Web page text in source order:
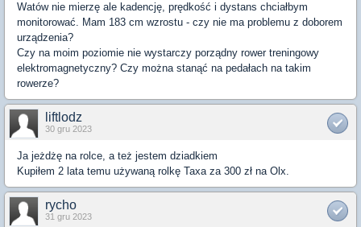
Watów nie mierzę ale kadencję, prędkość i dystans chciałbym
monitorować. Mam 183 cm wzrostu - czy nie ma problemu z doborem
urządzenia?
Czy na moim poziomie nie wystarczy porządny rower treningowy
elektromagnetyczny? Czy można stanąć na pedałach na takim
rowerze?
liftlodz
30 gru 2023
Ja jeżdżę na rolce, a też jestem dziadkiem
Kupiłem 2 lata temu używaną rolkę Taxa za 300 zł na Olx.
rycho
31 gru 2023